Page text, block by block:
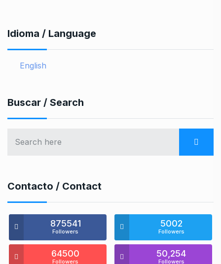
Idioma / Language
English
Buscar / Search
Contacto / Contact
875541
Followers
5002
Followers
64500
Followers
50,254
Followers